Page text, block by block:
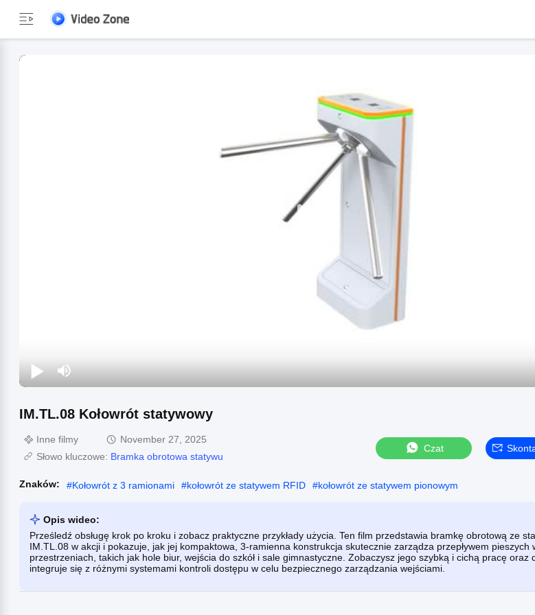
IM.TL.08 Kołowrót statywowy
Inne filmy
November 27, 2025
Słowo kluczowe: Bramka obrotowa statywu
Czat
Znaków: #Kołowrót z 3 ramionami #kołowrót ze statywem RFID #kołowrót ze statywem pionowym
Opis wideo:
Prześledź obsługę krok po kroku i zobacz praktyczne przykłady użycia. Ten film przedstawia bramkę obrotową ze
IM.TL.08 w akcji i pokazuje, jak jej kompaktowa, 3-ramienna konstrukcja skutecznie zarządza przepływem pieszych
przestrzeniach, takich jak hole biur, wejścia do szkół i sale gimnastyczne. Zobaczysz jego szybką i cichą pracę oraz
integruje się z różnymi systemami kontroli dostępu w celu bezpiecznego zarządzania wejściami.